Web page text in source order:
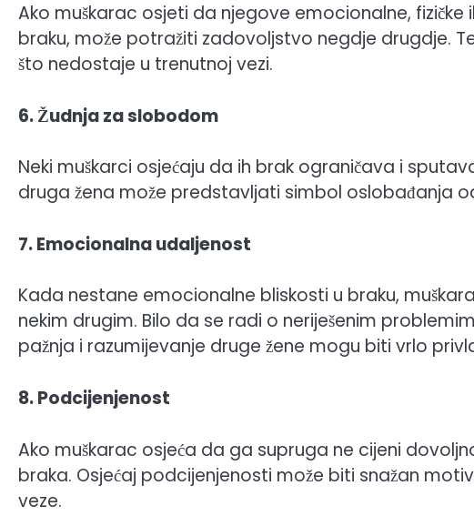
Ako muškarac osjeti da njegove emocionalne,
braku, može potražiti zadovoljstvo negdje drugdje.
što nedostaje u trenutnoj vezi.
6. Žudnja za slobodom
Neki muškarci osjećaju da ih brak ograničava i
druga žena može predstavljati simbol oslobađanja
7. Emocionalna udaljenost
Kada nestane emocionalne bliskosti u braku,
nekim drugim. Bilo da se radi o neriješenim
pažnja i razumijevanje druge žene mogu biti vrlo
8. Podcijenjenost
Ako muškarac osjeća da ga supruga ne cijeni
braka. Osjećaj podcijenjenosti može biti snažan
veze.